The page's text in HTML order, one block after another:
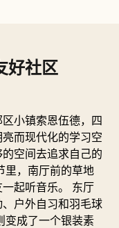
好社区
小镇索恩伍德，四
而现代化的学习空
空间去追求自己的
里，南厅前的草地
起听音乐。 东厅
户外自习和羽毛球
变成了一个银装素